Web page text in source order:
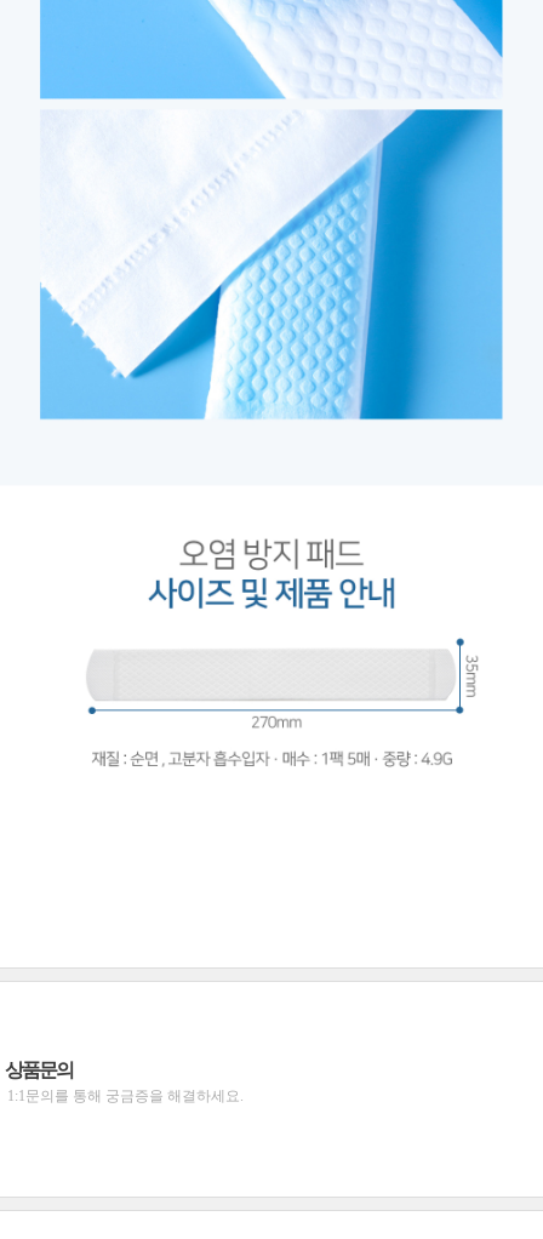
상품문의
1:1문의를 통해 궁금증을 해결하세요.